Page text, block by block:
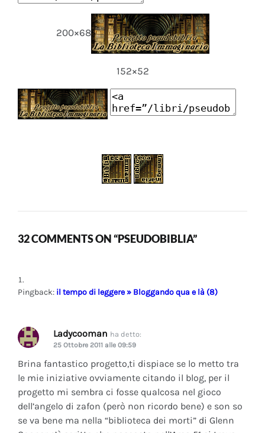
200×68
152×52
32 COMMENTS ON “PSEUDOBIBLIA”
Pingback: il tempo di leggere » Bloggando qua e là (8)
Ladycooman ha detto:
25 Ottobre 2011 alle 09:59
Brina fantastico progetto,ti dispiace se lo metto tra
le mie iniziative ovviamente citando il blog, per il
progetto mi sembra ci fosse qualcosa nel gioco
dell’angelo di zafon (però non ricordo bene) e son so
se va bene ma nella “biblioteca dei morti” di Glenn